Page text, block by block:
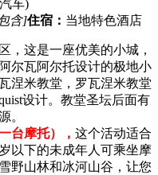
车)
含]住宿： 当地特色酒店
，这是一座优美的小城，
尔瓦阿尔托设计的极地小
涅米教堂，罗瓦涅米教堂
设计。教堂圣坛后面有
。
台摩托）， 这个活动适合
以下的未成年人可乘坐摩
野山林和冰河山谷，让您